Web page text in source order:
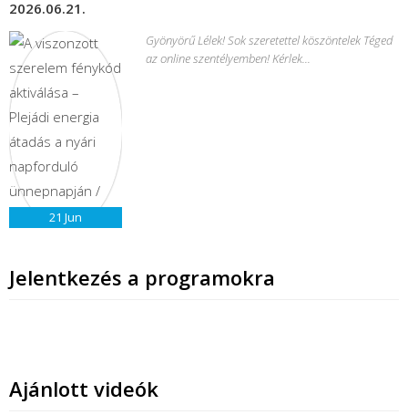
2026.06.21.
21 Jun
Gyönyörű Lélek! Sok szeretettel köszöntelek Téged
az online szentélyemben! Kérlek...
Jelentkezés a programokra
Ajánlott videók